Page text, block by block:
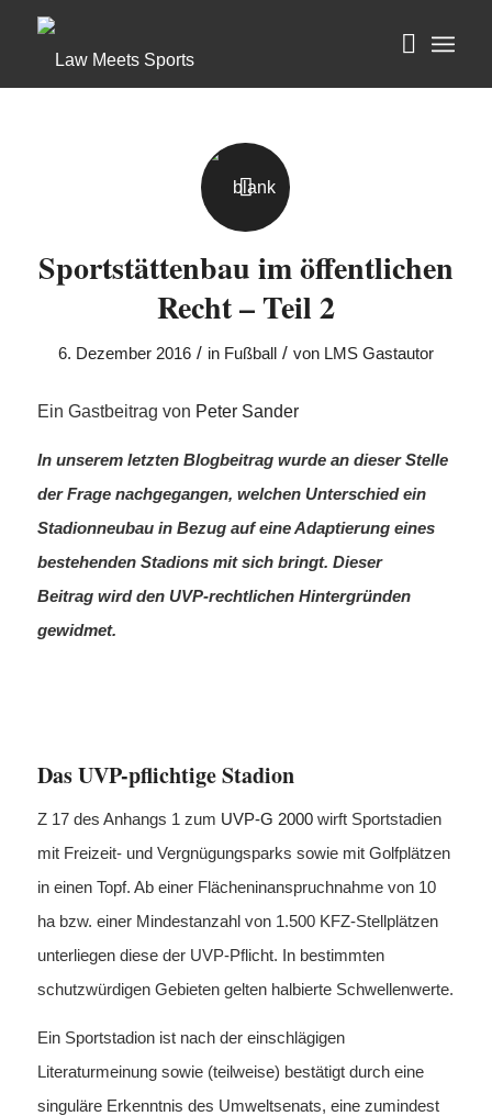
Sportstättenbau im öffentlichen
Recht – Teil 2
6. Dezember 2016 / in Fußball / von LMS Gastautor
Ein Gastbeitrag von Peter Sander
In unserem letzten Blogbeitrag wurde an dieser Stelle
der Frage nachgegangen, welchen Unterschied ein
Stadionneubau in Bezug auf eine Adaptierung eines
bestehenden Stadions mit sich bringt. Dieser
Beitrag wird den UVP-rechtlichen Hintergründen
gewidmet.
Das UVP-pflichtige Stadion
Z 17 des Anhangs 1 zum UVP-G 2000wirft Sportstadien
mit Freizeit- und Vergnügungsparks sowie mit Golfplätzen
in einen Topf. Ab einer Flächeninanspruchnahme von 10
ha bzw. einer Mindestanzahl von 1.500 KFZ-Stellplätzen
unterliegen diese der UVP-Pflicht. In bestimmten
schutzwürdigen Gebieten gelten halbierte Schwellenwerte.
Ein Sportstadion ist nach der einschlägigen
Literaturmeinung sowie (teilweise) bestätigt durch eine
singuläre Erkenntnis des Umweltsenats, eine zumindest